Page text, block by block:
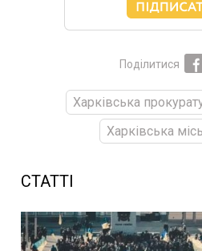
Поділитися
Харківська
Харківська
СТАТТІ